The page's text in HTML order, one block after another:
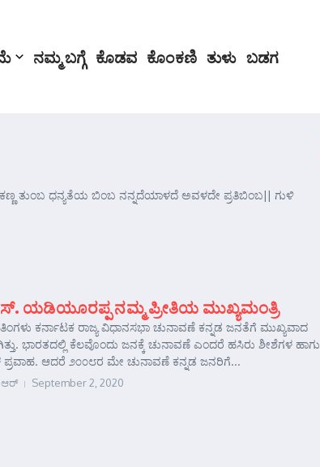
ನಮ್ಮ ಬಗ್ಗೆ ಕೊಡವ ಕೊಂಕಣಿ ತುಳು ಬಡಗ
ತುಂಬ ಧನ್ಯತೆಯ ಬಿಂಬ ನನ್ನದೆಯಾಳದೆ ಅವಳದೇ ಪ್ರತಿಬಿಂಬ|| ಗುಳಿ
ಯಡಿಯೂರಪ್ಪ ನಮ್ಮ ಪ್ರೀತಿಯ ಮುಖ್ಯಮಂತ್ರಿ
ಕರ್ನಾಟಕ ರಾಜ್ಯ ವಿಧಾನಸಭಾ ಚುನಾವಣೆ ಕನ್ನಡ ಜನತೆಗೆ ಮುಖ್ಯವಾದ
ಭಾರತದಲ್ಲಿ ಕೆಲವೊಂದು ಜನಕ್ಕೆ ಚುನಾವಣೆ ಎಂದರೆ ಹಸಿರು ಶೀಶೆಗಳ ಹಾಗು
ಪ್ರವಾಹ. ಆದರೆ ೨೦೦೮ರ ಮೇ ಚುನಾವಣೆ ಕನ್ನಡ ಜನರಿಗೆ...
ಆರ್‍ September 2, 2020